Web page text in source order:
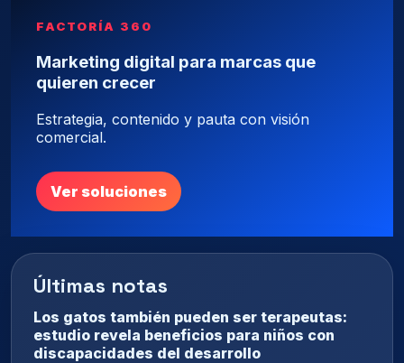
FACTORÍA 360
Marketing digital para marcas que
quieren crecer
Estrategia, contenido y pauta con visión
comercial.
Ver soluciones
Últimas notas
Los gatos también pueden ser terapeutas:
estudio revela beneficios para niños con
discapacidades del desarrollo